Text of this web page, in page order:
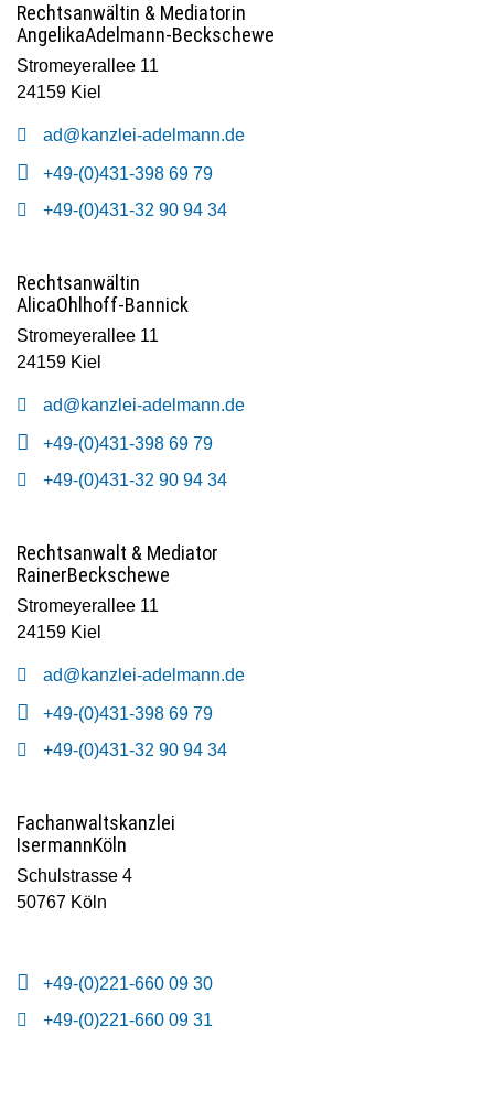
Mediation
Seite
–
Kiel
und
Köln
Rechtsanwältin & Mediatorin
AngelikaAdelmann-Beckschewe
Stromeyerallee 11
24159 Kiel
ad@kanzlei-adelmann.de
+49-(0)431-398 69 79
+49-(0)431-32 90 94 34
Rechtsanwältin
AlicaOhlhoff-Bannick
Stromeyerallee 11
24159 Kiel
ad@kanzlei-adelmann.de
+49-(0)431-398 69 79
+49-(0)431-32 90 94 34
Rechtsanwalt & Mediator
RainerBeckschewe
Stromeyerallee 11
24159 Kiel
ad@kanzlei-adelmann.de
+49-(0)431-398 69 79
+49-(0)431-32 90 94 34
Fachanwaltskanzlei
IsermannKöln
Schulstrasse 4
50767 Köln
+49-(0)221-660 09 30
+49-(0)221-660 09 31